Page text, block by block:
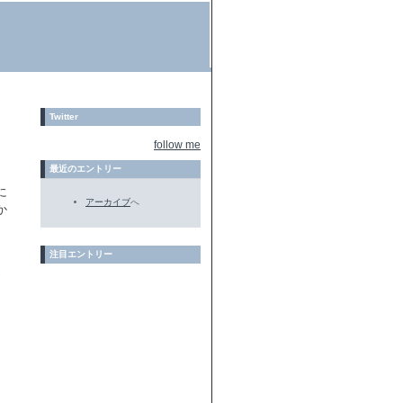
Twitter
follow me
最近のエントリー
アーカイブへ
注目エントリー